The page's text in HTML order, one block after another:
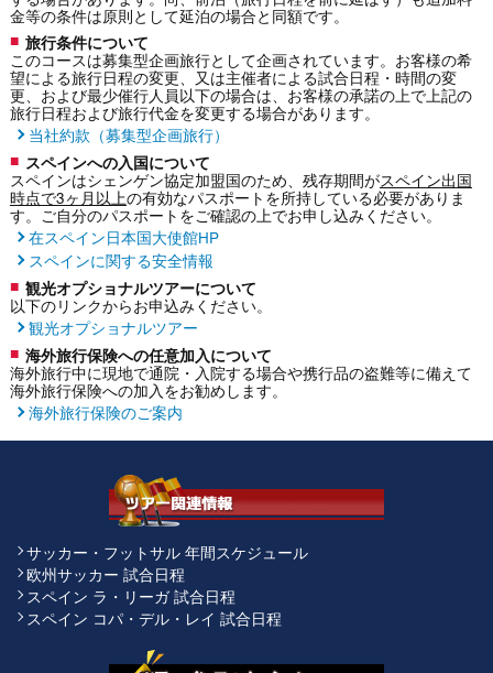
金等の条件は原則として延泊の場合と同額です。
旅行条件について
このコースは募集型企画旅行として企画されています。お客様の希
望による旅行日程の変更、又は主催者による試合日程・時間の変
更、および最少催行人員以下の場合は、お客様の承諾の上で上記の
旅行日程および旅行代金を変更する場合があります。
当社約款（募集型企画旅行）
スペインへの入国について
スペインはシェンゲン協定加盟国のため、残存期間がスペイン出国
時点で3ヶ月以上の有効なパスポートを所持している必要がありま
す。ご自分のパスポートをご確認の上でお申し込みください。
在スペイン日本国大使館HP
スペインに関する安全情報
観光オプショナルツアーについて
以下のリンクからお申込みください。
観光オプショナルツアー
海外旅行保険への任意加入について
海外旅行中に現地で通院・入院する場合や携行品の盗難等に備えて
海外旅行保険への加入をお勧めします。
海外旅行保険のご案内
サッカー・フットサル 年間スケジュール
欧州サッカー 試合日程
スペイン ラ・リーガ 試合日程
スペイン コパ・デル・レイ 試合日程